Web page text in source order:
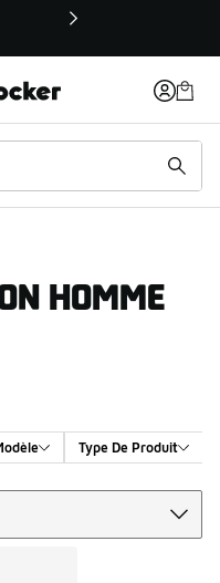
HOMME
Type De Produit